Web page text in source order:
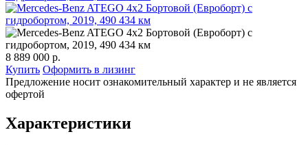
8 889 000 р.
Купить Оформить в лизинг
Предложение носит ознакомительный характер и не является
офертой
Характеристики